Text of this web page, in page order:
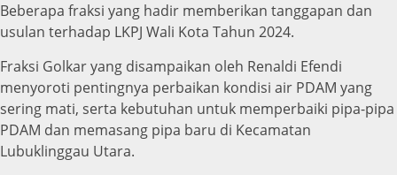
Beberapa fraksi yang hadir memberikan tanggapan dan
usulan terhadap LKPJ Wali Kota Tahun 2024.
Fraksi Golkar yang disampaikan oleh Renaldi Efendi
menyoroti pentingnya perbaikan kondisi air PDAM yang
sering mati, serta kebutuhan untuk memperbaiki pipa-pipa
PDAM dan memasang pipa baru di Kecamatan
Lubuklinggau Utara.